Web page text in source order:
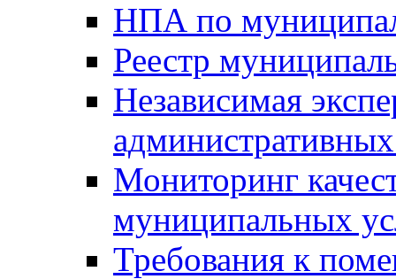
НПА по
Реестр
Независимая
Мониторинг
муниципальных
Требования к